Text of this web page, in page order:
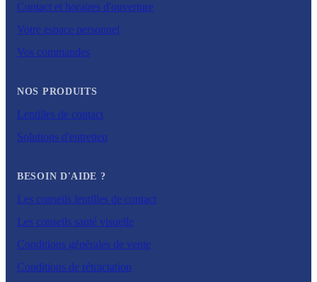
Contact et horaires d'ouverture
Votre espace personnel
Vos commandes
NOS PRODUITS
Lentilles de contact
Solutions d'entretien
BESOIN D'AIDE ?
Les conseils lentilles de contact
Les conseils santé visuelle
Conditions générales de vente
Conditions de rétractation